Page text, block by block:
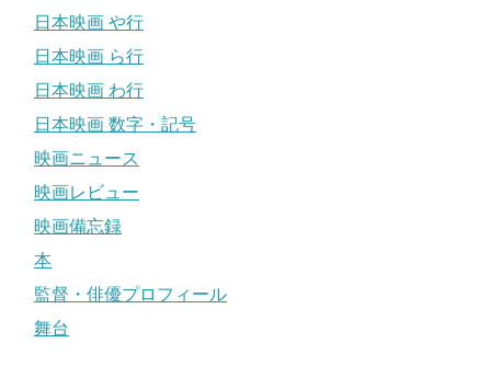
日本映画 や行
日本映画 ら行
日本映画 わ行
日本映画 数字・記号
映画ニュース
映画レビュー
映画備忘録
本
監督・俳優プロフィール
舞台